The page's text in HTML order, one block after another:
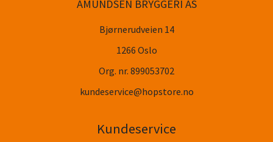
AMUNDSEN BRYGGERI AS
Bjørnerudveien 14
1266 Oslo
Org. nr. 899053702
kundeservice@hopstore.no
Kundeservice